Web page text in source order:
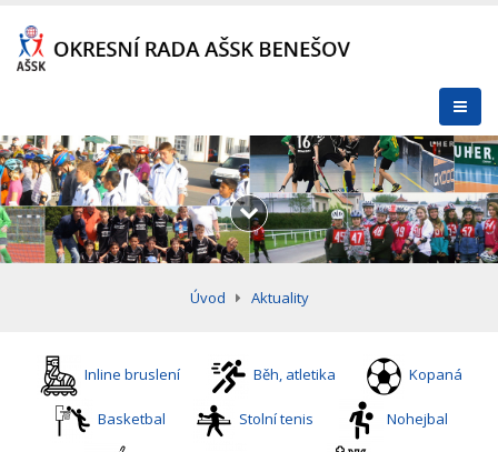
Úvod Aktuality
Inline bruslení Běh, atletika Kopaná
Basketbal Stolní tenis Nohejbal